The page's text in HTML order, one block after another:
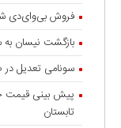
فروش بی‌وای‌دی
بازگشت نیسان
سونامی تعدیل
پیش بینی قیمت
تابستان